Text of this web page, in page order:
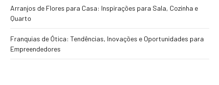
Arranjos de Flores para Casa: Inspirações para Sala, Cozinha e
Quarto
Franquias de Ótica: Tendências, Inovações e Oportunidades para
Empreendedores